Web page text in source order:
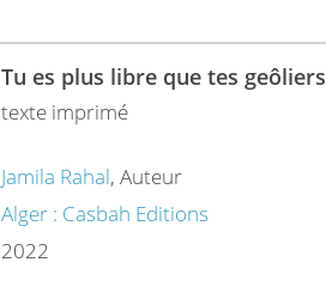
Tu es plus libre que tes geôliers
texte imprimé
Jamila Rahal, Auteur
Alger : Casbah Editions
2022